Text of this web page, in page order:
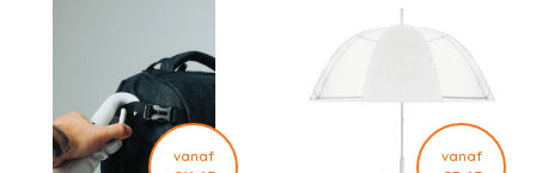
vanaf vanaf